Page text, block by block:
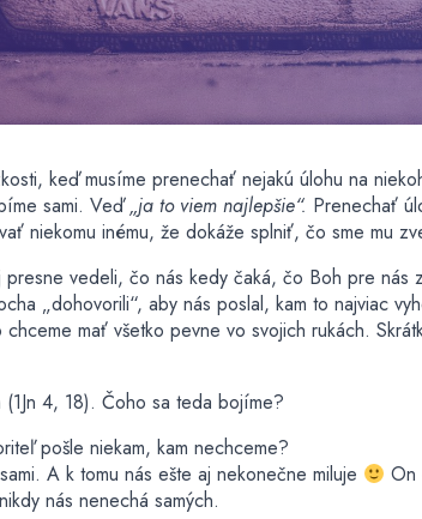
keď musíme prenechať nejakú úlohu na
sami. Veď„ja to viem najlepšie“. Prenechať
niekomu inému, že dokáže splniť, čo sme mu
vedeli, čo nás kedy čaká, čo Boh pre nás
„dohovorili“, aby nás poslal, kam to najviac
mať všetko pevne vo svojich rukách.
(1Jn 4, 18). Čoho sa teda bojíme?
pošle niekam, kam nechceme?
A k tomu nás ešte aj nekonečne miluje
On
nás nenechá samých.